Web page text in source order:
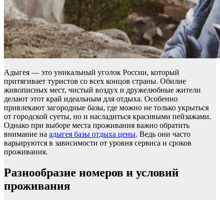
Адыгея — это уникальный уголок России, который
притягивает туристов со всех концов страны. Обилие
живописных мест, чистый воздух и дружелюбные жители
делают этот край идеальным для отдыха. Особенно
привлекают загородные базы, где можно не только укрыться
от городской суеты, но и насладиться красивыми пейзажами.
Однако при выборе места проживания важно обратить
внимание на адыгея базы отдыха цены. Ведь они часто
варьируются в зависимости от уровня сервиса и сроков
проживания.
Разнообразие номеров и условий
проживания